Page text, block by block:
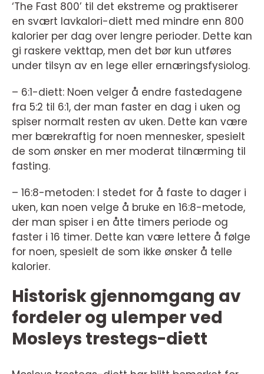
‘The Fast 800’ til det ekstreme og praktiserer
en svært lavkalori-diett med mindre enn 800
kalorier per dag over lengre perioder. Dette kan
gi raskere vekttap, men det bør kun utføres
under tilsyn av en lege eller ernæringsfysiolog.
– 6:1-diett: Noen velger å endre fastedagene
fra 5:2 til 6:1, der man faster en dag i uken og
spiser normalt resten av uken. Dette kan være
mer bærekraftig for noen mennesker, spesielt
de som ønsker en mer moderat tilnærming til
fasting.
– 16:8-metoden: I stedet for å faste to dager i
uken, kan noen velge å bruke en 16:8-metode,
der man spiser i en åtte timers periode og
faster i 16 timer. Dette kan være lettere å følge
for noen, spesielt de som ikke ønsker å telle
kalorier.
Historisk gjennomgang av
fordeler og ulemper ved
Mosleys trestegs-diett